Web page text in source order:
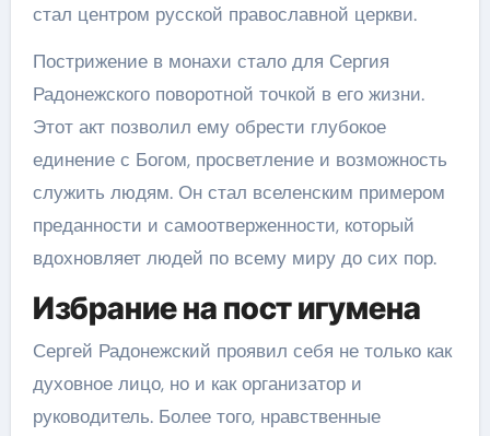
стал центром русской православной церкви.
Пострижение в монахи стало для Сергия
Радонежского поворотной точкой в его жизни.
Этот акт позволил ему обрести глубокое
единение с Богом, просветление и возможность
служить людям. Он стал вселенским примером
преданности и самоотверженности, который
вдохновляет людей по всему миру до сих пор.
Избрание на пост игумена
Сергей Радонежский проявил себя не только как
духовное лицо, но и как организатор и
руководитель. Более того, нравственные